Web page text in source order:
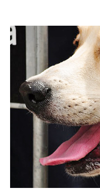
Imatge